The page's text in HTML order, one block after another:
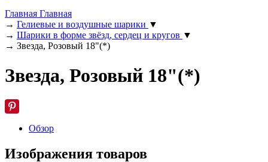
Главная Главная
→ Гелиевые и воздушные шарики ▼
→ Шарики в форме звёзд, сердец и кругов ▼
→ Звезда, Розовый 18"(*)
Звезда, Розовый 18"(*)
Обзор
Изображения товаров